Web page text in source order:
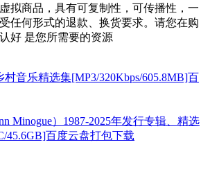
拟商品，具有可复制性，可传播性，一
任何形式的退款、换货要求。请您在购
好 是您所需要的资源
村音乐精选集[MP3/320Kbps/605.8MB]百
Minogue）1987-2025年发行专辑、精选
45.6GB]百度云盘打包下载